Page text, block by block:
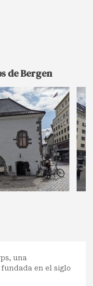
de Bergen
una
en el siglo